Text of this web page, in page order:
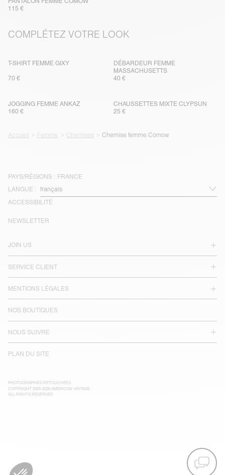
115 €
COMPLÉTEZ VOTRE LOOK
T-SHIRT FEMME GIXY
70 €
DÉBARDEUR FEMME
MASSACHUSETTS
40 €
JOGGING FEMME ANKAZ
160 €
CHAUSSETTES MIXTE CLYPSUN
25 €
Accueil Femme Chemises Chemise femme Comow
PAYS/RÉGIONS : FRANCE
LANGUE :
ACCESSIBILITÉ
JOIN US
SERVICE CLIENT
MENTIONS LÉGALES
NOS BOUTIQUES
NOUS SUIVRE
PLAN DU SITE
NEWSLETTER
PHOTOGRAPHIES RETOUCHÉES
COPYRIGHT 2025-2026 AMERICAN VINTAGE
ALL RIGHTS RESERVED